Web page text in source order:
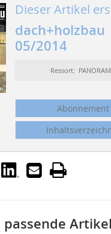
Dieser Artikel
dach+holzbau
05/2014
Ressort:
Abonnement